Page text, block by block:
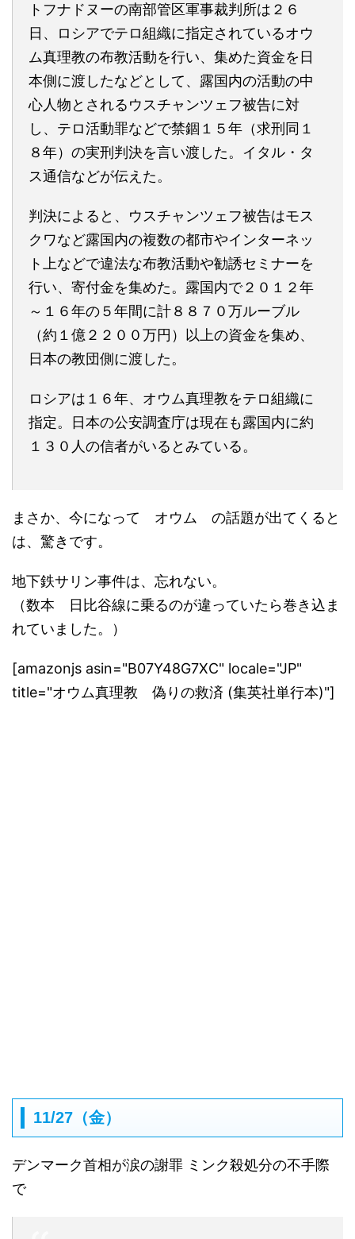
トフナドヌーの南部管区軍事裁判所は２６
日、ロシアでテロ組織に指定されているオウ
ム真理教の布教活動を行い、集めた資金を日
本側に渡したなどとして、露国内の活動の中
心人物とされるウスチャンツェフ被告に対
し、テロ活動罪などで禁錮１５年（求刑同１
８年）の実刑判決を言い渡した。イタル・タ
ス通信などが伝えた。
判決によると、ウスチャンツェフ被告はモス
クワなど露国内の複数の都市やインターネッ
ト上などで違法な布教活動や勧誘セミナーを
行い、寄付金を集めた。露国内で２０１２年
～１６年の５年間に計８８７０万ルーブル
（約１億２２００万円）以上の資金を集め、
日本の教団側に渡した。
ロシアは１６年、オウム真理教をテロ組織に
指定。日本の公安調査庁は現在も露国内に約
１３０人の信者がいるとみている。
まさか、今になって オウム の話題が出てくると
は、驚きです。
地下鉄サリン事件は、忘れない。
（数本 日比谷線に乗るのが違っていたら巻き込ま
れていました。）
[amazonjs asin="B07Y48G7XC" locale="JP"
title="オウム真理教 偽りの救済 (集英社単行本)"]
11/27（金）
デンマーク首相が涙の謝罪 ミンク殺処分の不手際
で